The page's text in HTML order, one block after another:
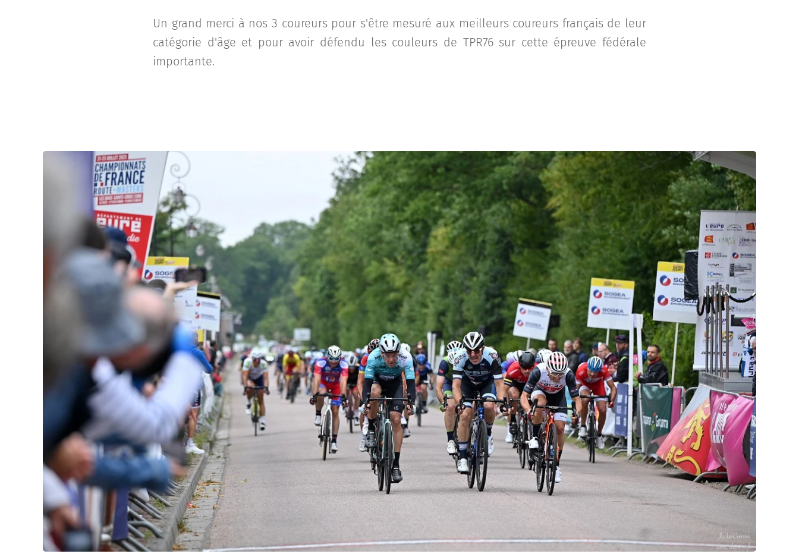
Un grand merci à nos 3 coureurs pour s'être mesuré aux meilleurs coureurs français de leur
catégorie d'âge et pour avoir défendu les couleurs de TPR76 sur cette épreuve fédérale
importante.